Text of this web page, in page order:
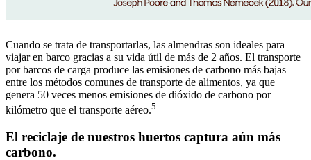
Cuando se trata de transportarlas, las almendras son ideales para
viajar en barco gracias a su vida útil de más de 2 años. El transporte
por barcos de carga produce las emisiones de carbono más bajas
entre los métodos comunes de transporte de alimentos, ya que
genera 50 veces menos emisiones de dióxido de carbono por
kilómetro que el transporte aéreo.5
El reciclaje de nuestros huertos captura aún más
carbono.